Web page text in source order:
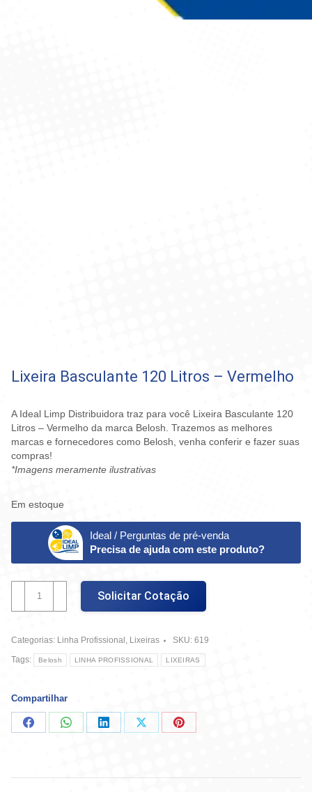
Lixeira Basculante 120 Litros – Vermelho
A Ideal Limp Distribuidora traz para você Lixeira Basculante 120
Litros – Vermelho da marca Belosh. Trazemos as melhores
marcas e fornecedores como Belosh, venha conferir e fazer suas
compras!
*Imagens meramente ilustrativas
Em estoque
Ideal / Perguntas de pré-venda
Precisa de ajuda com este produto?
Basculante
120
-
Vermelho
Solicitar Cotação
Categorias: Linha Profissional , Lixeiras SKU: 619
Tags:
Belosh LINHA PROFISSIONAL LIXEIRAS
Compartilhar
CompartilharCompartilharCompartilharCompartilharCompartilhar